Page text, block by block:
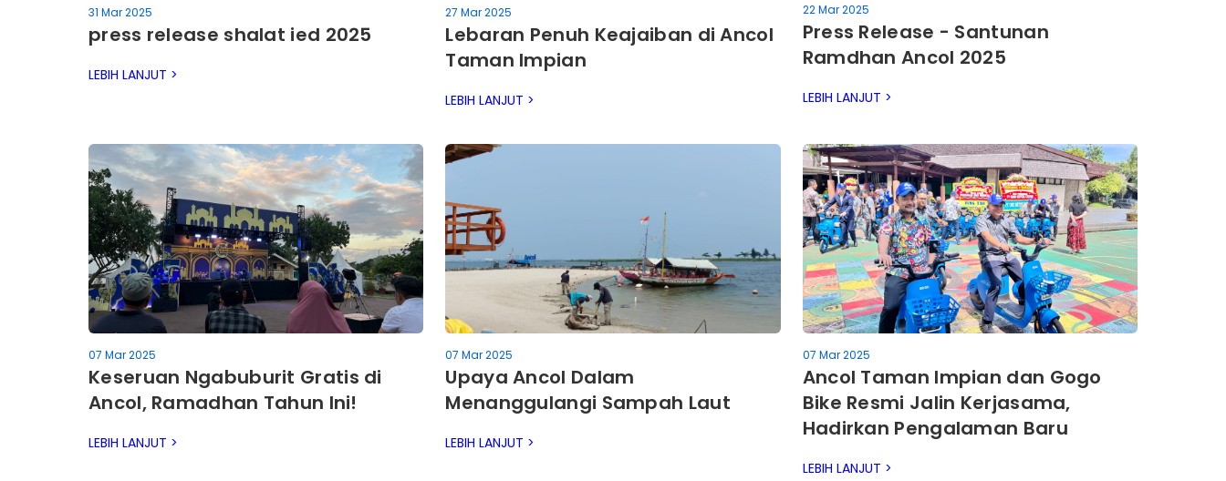
31 Mar 2025
press release shalat ied 2025
LEBIH LANJUT >
27 Mar 2025
Lebaran Penuh Keajaiban di Ancol
Taman Impian
LEBIH LANJUT >
22 Mar 2025
Press Release - Santunan
Ramdhan Ancol 2025
LEBIH LANJUT >
07 Mar 2025
Keseruan Ngabuburit Gratis di
Ancol, Ramadhan Tahun Ini!
LEBIH LANJUT >
07 Mar 2025
Upaya Ancol Dalam
Menanggulangi Sampah Laut
LEBIH LANJUT >
07 Mar 2025
Ancol Taman Impian dan Gogo
Bike Resmi Jalin Kerjasama,
Hadirkan Pengalaman Baru
LEBIH LANJUT >